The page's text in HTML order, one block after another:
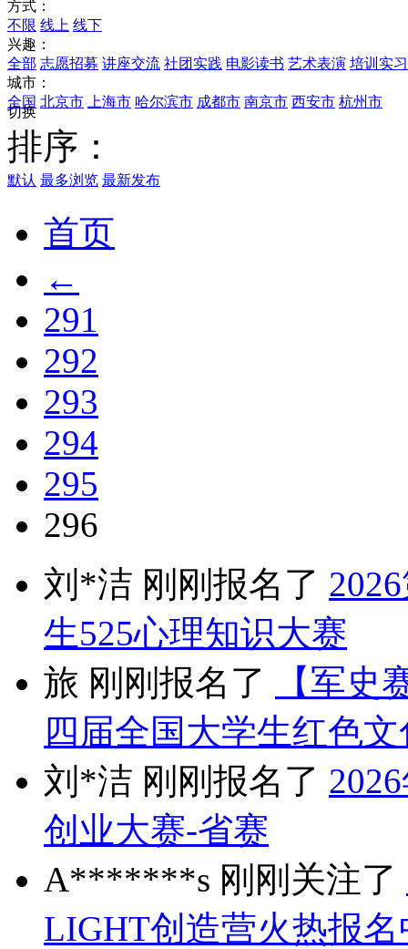
方式：
不限 线上 线下
兴趣：
全部 志愿招募 讲座交流 社团实践 电影读书 艺术表演 培训实习
城市：
全国 北京市 上海市 哈尔滨市 成都市 南京市 西安市 杭州市
切换
排序：
默认 最多浏览 最新发布
首页
←
291
292
293
294
295
296
刘*洁 刚刚报名了
生525心理知识大赛
旅 刚刚报名了
【军史
四届全国大学生红色
刘*洁 刚刚报名了
创业大赛-省赛
A*******s 刚刚关注了
LIGHT创造营火热报名